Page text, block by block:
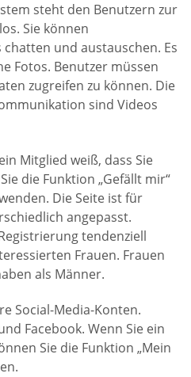
steht den Benutzern zur
Sie können
und austauschen. Es
Fotos. Benutzer müssen
zugreifen zu können. Die
sind Videos
Mitglied weiß, dass Sie
die Funktion „Gefällt mir“
Die Seite ist für
angepasst.
tendenziell
Frauen. Frauen
als Männer.
Social-Media-Konten.
Facebook. Wenn Sie ein
Sie die Funktion „Mein